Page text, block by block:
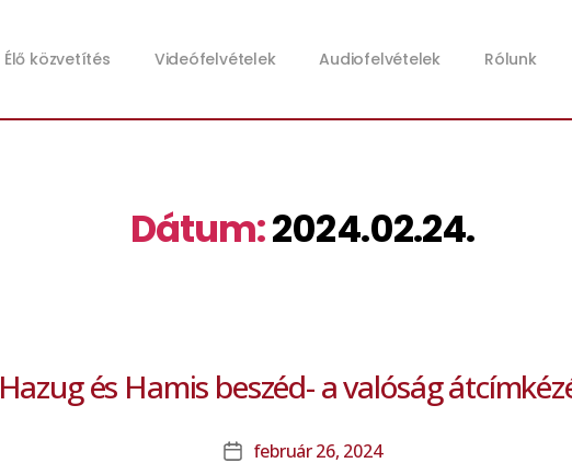
Élő közvetítés Videófelvételek Audiofelvételek Rólunk
Dátum:2024.02.24.
Hazug és Hamis beszéd- a valóság
február 26, 2024